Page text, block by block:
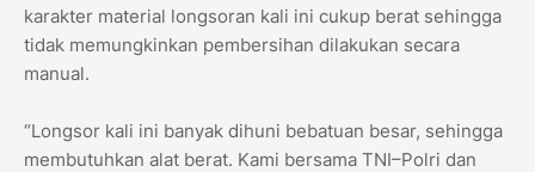
karakter material longsoran kali ini cukup berat sehingga
tidak memungkinkan pembersihan dilakukan secara
manual.
“Longsor kali ini banyak dihuni bebatuan besar, sehingga
membutuhkan alat berat. Kami bersama TNI–Polri dan